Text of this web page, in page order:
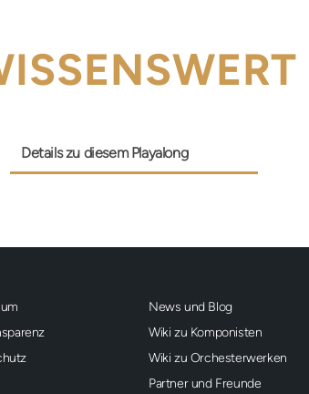
Details zu diesem Playalong
News und Blog
Wiki zu Komponisten
Wiki zu Orchesterwerken
Partner und Freunde